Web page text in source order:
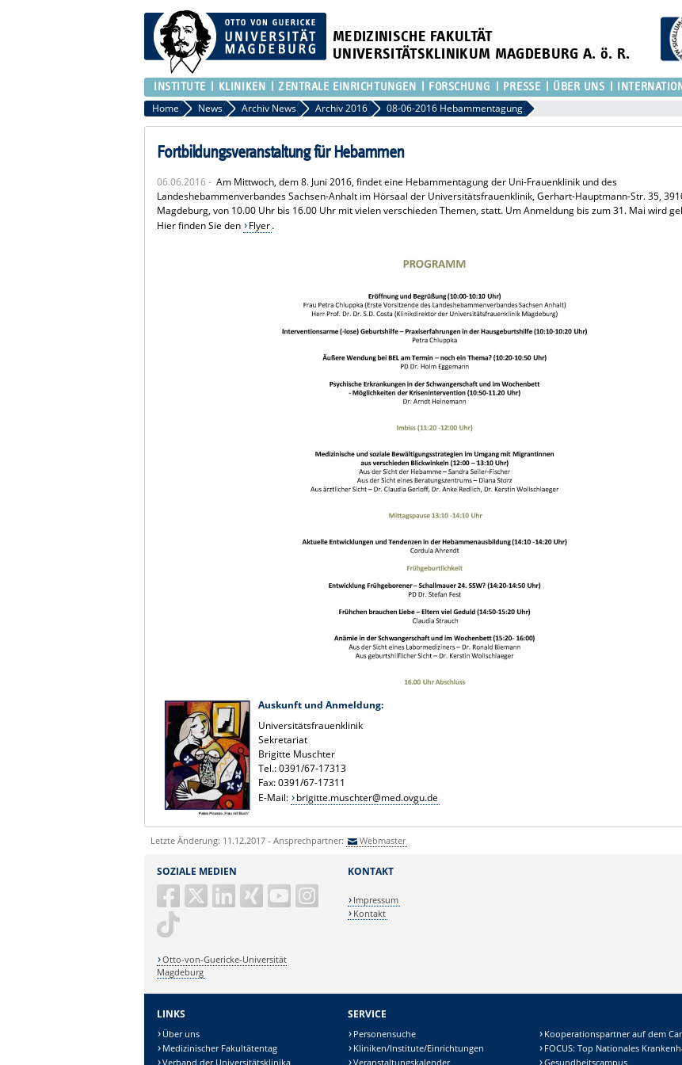
MEDIZINISCHE FAKULTÄT
UNIVERSITÄTSKLINIKUM MAGDEBURG A. ö. R.
INSTITUTE KLINIKEN ZENTRALE EINRICHTUNGEN FORSCHUNG PRESSE ÜBER UNS
Home News Archiv News Archiv 2016 08-06-2016 Hebammentagung
Fortbildungsveranstaltung für Hebammen
06.06.2016 -Am Mittwoch, dem 8. Juni 2016, findet eine Hebammentagung der Uni-Frauenklinik und des
Landeshebammenverbandes Sachsen-Anhalt im Hörsaal der Universitätsfrauenklinik, Gerhart-Hauptmann-Str. 35,
Magdeburg, von 10.00 Uhr bis 16.00 Uhr mit vielen verschieden Themen, statt. Um Anmeldung bis zum 31. Mai wird
Hier finden Sie den
Flyer.
Auskunft und Anmeldung:
Universitätsfrauenklinik
Sekretariat
Brigitte Muschter
Tel.: 0391/67-17313
Fax: 0391/67-17311
E-Mail:
brigitte.muschter@med.ovgu.de
Letzte Änderung: 11.12.2017 - Ansprechpartner: Webmaster
SOZIALE MEDIEN
Otto-von-Guericke-Universität
Magdeburg
KONTAKT
Impressum
Kontakt
LINKS
Über uns
Medizinischer Fakultätentag
Verband der Universitätsklinika
SERVICE
Personensuche
Kliniken/Institute/Einrichtungen
Veranstaltungskalender
Kooperationspartner auf dem
FOCUS: Top Nationales
Gesundheitscampus